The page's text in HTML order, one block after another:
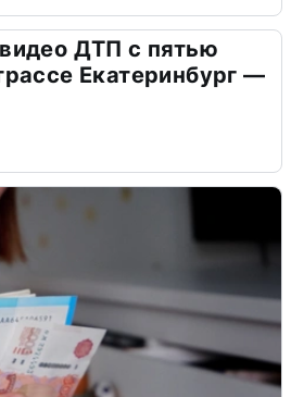
ДТП с пятью
Екатеринбург —